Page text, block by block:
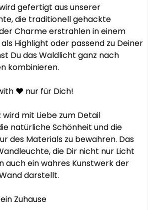
gefertigt aus unserer
die traditionell gehackte
Charme erstrahlen in einem
Highlight oder passend zu Deiner
Du das Waldlicht ganz nach
kombinieren.
❤️ nur für Dich!
wird mit Liebe zum Detail
natürliche Schönheit und die
des Materials zu bewahren. Das
die Dir nicht nur Licht
auch ein wahres Kunstwerk der
darstellt.
Zuhause